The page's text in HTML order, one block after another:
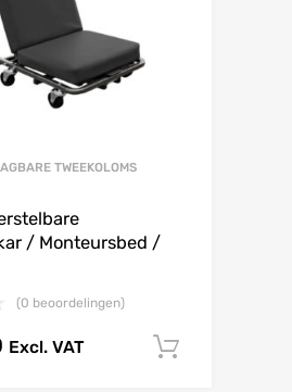
TWEEKOLOMS
/ Monteursbed /
(0 beoordelingen)
Excl. VAT